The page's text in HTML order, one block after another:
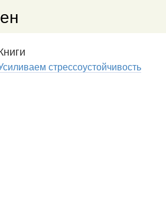
стрессоустойчивость